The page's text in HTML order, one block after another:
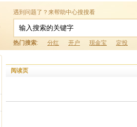
遇到问题了？来帮助中心搜搜看
热门搜索: 分红 开户 现金宝 定投
阅读页